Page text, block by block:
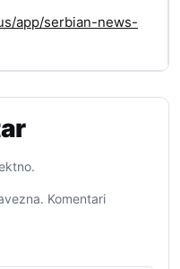
app/serbian-news-
Komentari